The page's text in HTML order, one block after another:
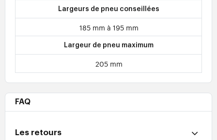
Largeurs de pneu conseillées
185 mm à 195 mm
Largeur de pneu maximum
205 mm
FAQ
Les retours